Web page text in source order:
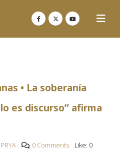
• La soberanía
es discurso” afirma
0 Comments Like: 0